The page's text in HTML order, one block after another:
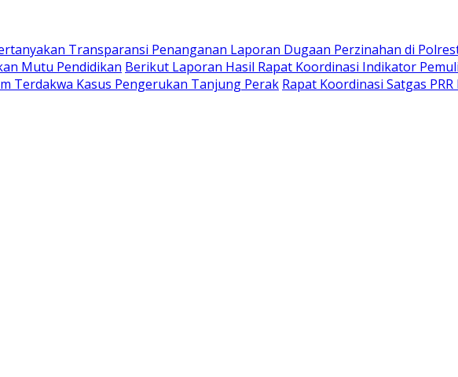
Transparansi Penanganan Laporan Dugaan Perzinahan di
Mutu Pendidikan Berikut Laporan Hasil Rapat Koordinasi Indikator
Terdakwa Kasus Pengerukan Tanjung Perak Rapat Koordinasi Satgas